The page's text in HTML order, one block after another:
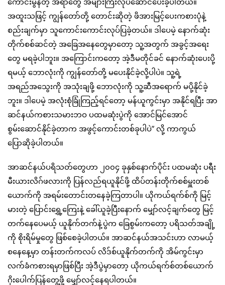
အထူးသဖြင့် ကျွန်တော်တို့ တောင်းဆိုတဲ့ ဖိအားမြင့်ပေးကစားပုံနဲ့
စည်းချက်မှာ သူကောင်းကောင်းလုပ်ပြခဲ့တယ်။ ဒါပေမဲ့ နောက်ဆုံး
တိုက်စစ်ဆင်တဲ့ အခြေအနေတွေမှာတော့ သူ့အတွက် အခွင့်အရေး
တွေ မရခဲ့ပါဘူး။ အကြောင်းကတော့ အဲ့ဒီမတိုင်ခင် နောက်ဆုံးပေးပို့
ရမယ့် ဘောလုံးကို ကျွန်တော်တို့ မပေးနိုင်ခဲ့လို့ပါပဲ။ သူ့ရဲ့
အရည်အသွေးကို အသုံးချဖို့ ဘောလုံးကို သူ့ဆီအရောက် မပို့နိုင်ခဲ့
ဘူး။ ဒါပေမဲ့ အလုံးစုံခြုံကြည့်ရင်တော့ မန်ယူကွင်းမှာ အနိုင်ရပြီး အာ
ဆင်နယ်ကစားသမားဘဝ ပထမဆုံးပွဲကို အောင်မြင်အောင်
စွမ်းဆောင်နိုင်ခဲ့တာက အဖွင့်ကောင်းတစ်ခုပါပဲ” လို့ ကာကွယ်
ပြောဆိုခဲ့ပါတယ်။
အာဆင်နယ်ပရိသတ်တွေဟာ ၂၀၀၄ ခုနှစ်နောက်ပိုင်း ပထမဆုံး ပရီး
မီးယားလိဂ်ဖလားကို ပြန်လည်ရယူနိုင်ဖို့ ထိပ်တန်းတိုက်စစ်မှူးတစ်
ယောက်ကို အရမ်းတောင်းတနေခဲ့ကြတာပါ။ ယိုကယ်ရက်စ်ကို မြင့်
မားတဲ့ ပြောင်းရွှေ့ကြေးနဲ့ ခေါ်ယူခဲ့ပြီးနောက် မျှော်လင့်ချက်တွေ မြင့်
တက်နေပေမယ့် ယူနိုက်တက်နဲ့ပွဲက ခြေစွမ်းကတော့ ပရိသတ်အချို့
ကို စိုးရိမ်မှုတွေ ဖြစ်စေခဲ့ပါတယ်။ အာဆင်နယ်အသင်းဟာ လာမယ့်
စနေနေ့မှာ တန်းတက်ကလပ် လိဒ်စ်ယူနိုက်တက်ကို အိမ်ကွင်းမှာ
လက်ခံကစားရမှာဖြစ်ပြီး အဲ့ဒီပွဲမှာတော့ ယိုကယ်ရက်စ်တစ်ယောက်
ဂိုးပေါက်ပြန်တွေ့ဖို့ မျှော်လင့်နေရပါတယ်။